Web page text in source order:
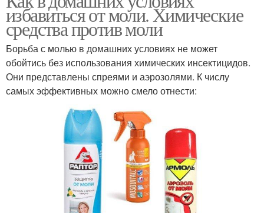
избавиться от моли. Химические
средства против моли
Борьба с молью в домашних условиях не может
обойтись без использования химических инсектицидов.
Они представлены спреями и аэрозолями. К числу
самых эффективных можно смело отнести: